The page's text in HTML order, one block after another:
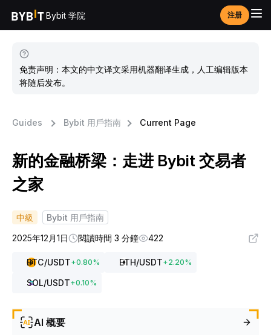
Bybit 学院 注册
免责声明：本文的中文译文采用机器翻译生成，人工编辑版本
将随后发布。
Guides Bybit 用戶指南 Current Page
新的金融桥梁：走进 Bybit 交易者
之家
中級
Bybit 用戶指南
2025年12月1日
閱讀時間 3 分鐘 422
BTC/USDT+0.80% ETH/USDT+2.20%
SOL/USDT+0.10%
AI 概要